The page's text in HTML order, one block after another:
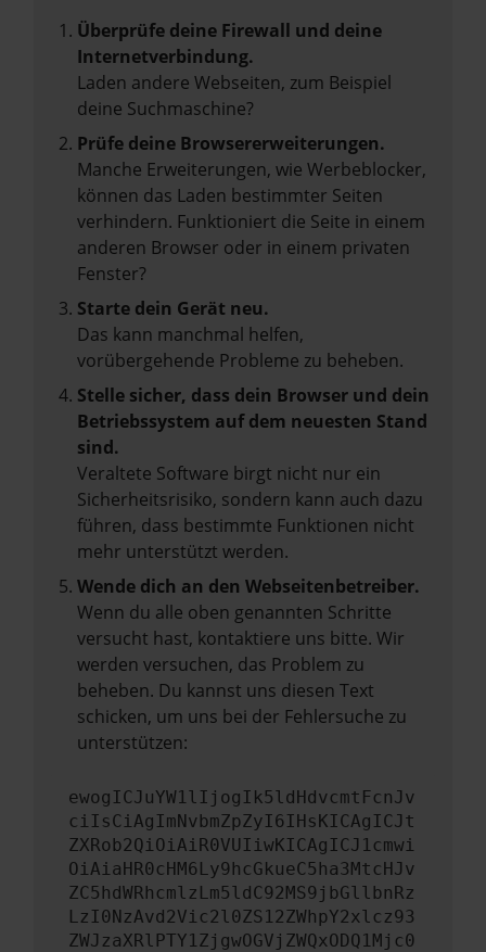
Überprüfe deine Firewall und deine
Internetverbindung.
Laden andere Webseiten, zum Beispiel
deine Suchmaschine?
Prüfe deine Browsererweiterungen.
Manche Erweiterungen, wie Werbeblocker,
können das Laden bestimmter Seiten
verhindern. Funktioniert die Seite in einem
anderen Browser oder in einem privaten
Fenster?
Starte dein Gerät neu.
Das kann manchmal helfen,
vorübergehende Probleme zu beheben.
Stelle sicher, dass dein Browser und dein
Betriebssystem auf dem neuesten Stand
sind.
Veraltete Software birgt nicht nur ein
Sicherheitsrisiko, sondern kann auch dazu
führen, dass bestimmte Funktionen nicht
mehr unterstützt werden.
Wende dich an den Webseitenbetreiber.
Wenn du alle oben genannten Schritte
versucht hast, kontaktiere uns bitte. Wir
werden versuchen, das Problem zu
beheben. Du kannst uns diesen Text
schicken, um uns bei der Fehlersuche zu
unterstützen:
ewogICJuYW1lIjogIk5ldHdvcmtFcnJv
ciIsCiAgImNvbmZpZyI6IHsKICAgICJt
ZXRob2QiOiAiR0VUIiwKICAgICJ1cmwi
OiAiaHR0cHM6Ly9hcGkueC5ha3MtcHJv
ZC5hdWRhcmlzLm5ldC92MS9jbGllbnRz
LzI0NzAvd2Vic2l0ZS12ZWhpY2xlcz93
ZWJzaXRlPTY1ZjgwOGVjZWQxODQ1Mjc0